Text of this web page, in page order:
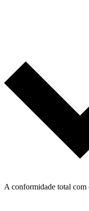
A conformidade total com